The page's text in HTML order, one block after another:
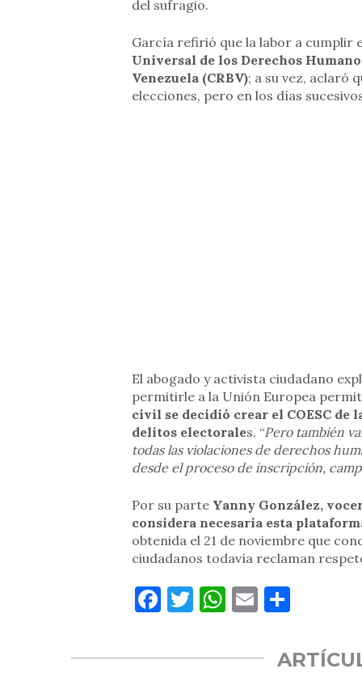
del sufragio.
García refirió que la labor a cumplir
Universal de los Derechos
Venezuela (CRBV); a su vez, aclaró
elecciones, pero en los días
El abogado y activista ciudadano
permitirle a la Unión Europea
civil se decidió crear el COESC de
delitos electorales. “Pero también
todas las violaciones de derechos
desde el proceso de inscripción,
Por su parte Yanny González,
considera necesaria esta
obtenida el 21 de noviembre que
ciudadanos todavía reclaman
Facebook
Twitter
WhatsApp
Email